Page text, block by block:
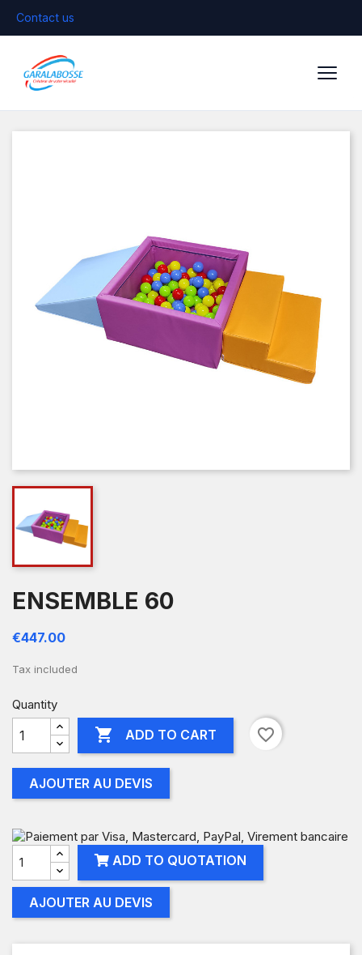
Contact us
ENSEMBLE 60
€447.00
Tax included
Quantity
 ADD TO CART favorite_border
AJOUTER AU DEVIS
ADD TO QUOTATION
AJOUTER AU DEVIS